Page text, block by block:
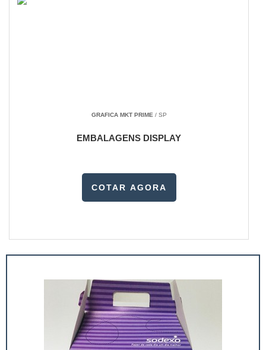
GRAFICA MKT PRIME/ SP
EMBALAGENS DISPLAY
COTAR AGORA